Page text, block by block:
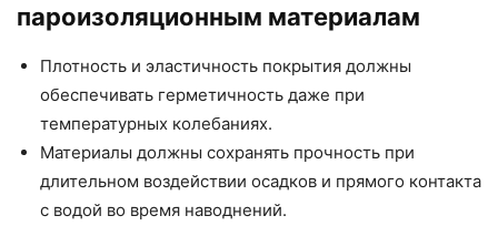
пароизоляционным материалам
Плотность и эластичность покрытия должны
обеспечивать герметичность даже при
температурных колебаниях.
Материалы должны сохранять прочность при
длительном воздействии осадков и прямого контакта
с водой во время наводнений.